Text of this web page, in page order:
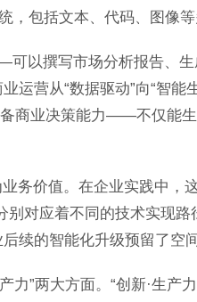
，包括文本、代码、图像等
以撰写市场分析报告、
营从“数据驱动”向“智能
商业决策能力——不仅能
务价值。在企业实践中，
对应着不同的技术实现
续的智能化升级预留了空间
力”两大方面。“创新·生产